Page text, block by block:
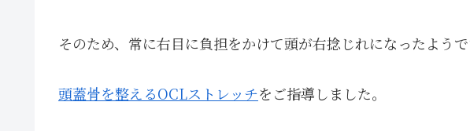
そのため、常に右目に負担をかけて頭が右捻じれになったようで
頭蓋骨を整えるOCLストレッチをご指導しました。